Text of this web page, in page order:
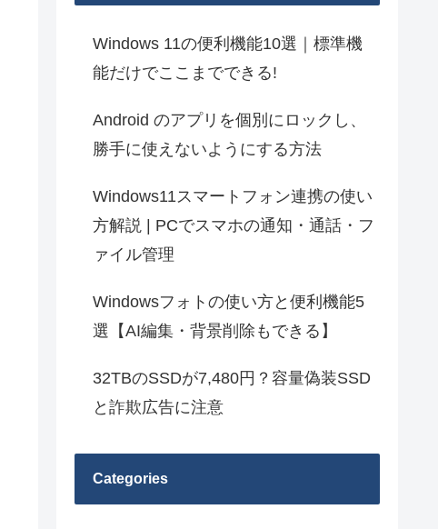
Windows 11の便利機能10選｜標準機
能だけでここまでできる!
Android のアプリを個別にロックし、
勝手に使えないようにする方法
Windows11スマートフォン連携の使い
方解説 | PCでスマホの通知・通話・フ
ァイル管理
Windowsフォトの使い方と便利機能5
選【AI編集・背景削除もできる】
32TBのSSDが7,480円？容量偽装SSD
と詐欺広告に注意
Categories